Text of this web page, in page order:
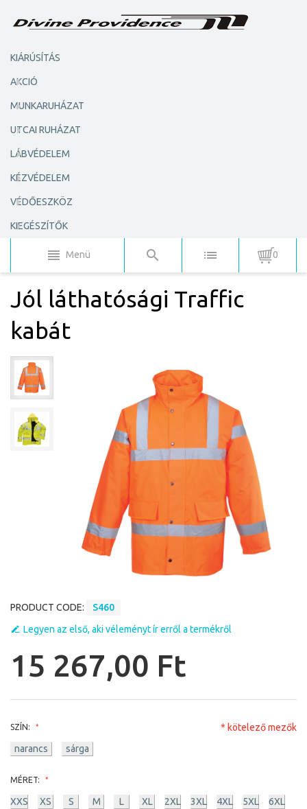
KIÁRÚSÍTÁS
AKCIÓ
MUNKARUHÁZAT
UTCAI RUHÁZAT
LÁBVÉDELEM
KÉZVÉDELEM
VÉDŐESZKÖZ
KIEGÉSZÍTŐK
Menü 0
Jól láthatósági Traffic
kabát
PRODUCT CODE:
S460
Legyen az első, aki véleményt ír erről a termékről
15 267,00 Ft
SZÍN:
narancs sárga
MÉRET:
XXS XS S M L XL 2XL 3XL 4XL 5XL
6XL
* kötelező mezők